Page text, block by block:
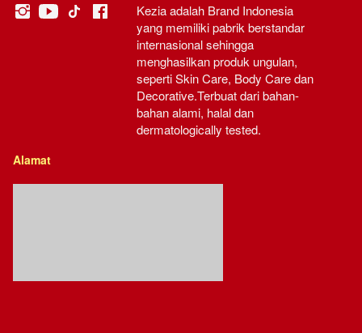
Kezia adalah Brand Indonesia
yang memiliki pabrik berstandar
internasional sehingga
menghasilkan produk ungulan,
seperti Skin Care, Body Care dan
Decorative.Terbuat dari bahan-
bahan alami, halal dan
dermatologically tested.
Alamat